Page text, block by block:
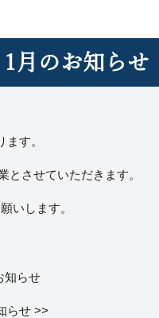
1月のお知らせ
す。
とさせていただきます。
いします。
知らせ
らせ >>